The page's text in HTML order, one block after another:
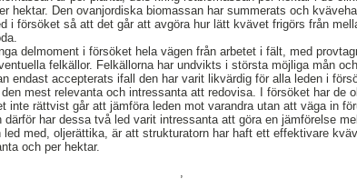
hektar. Den ovanjordiska biomassan har summerats och
i försöket så att det går att avgöra hur lätt kvävet frigörs från
delmoment i försöket hela vägen från arbetet i fält, med
felkällor. Felkällorna har undvikts i största möjliga mån
endast accepterats ifall den har varit likvärdig för alla leden i
mest relevanta och intressanta att redovisa. I försöket har de
inte rättvist går att jämföra leden mot varandra utan att väga in
därför har dessa två led varit intressanta att göra en jämförelse
med, oljerättika, är att strukturatorn har haft ett effektivare
och per hektar.